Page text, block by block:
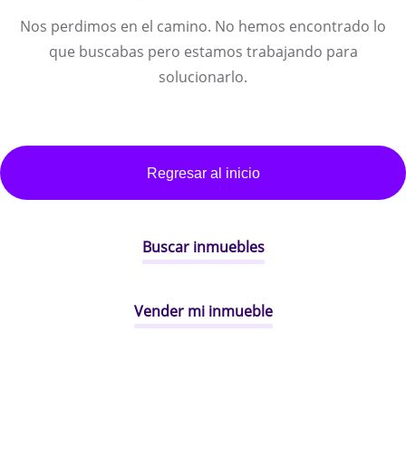
Nos perdimos en el camino. No hemos encontrado lo
que buscabas pero estamos trabajando para
solucionarlo.
Regresar al inicio
Buscar inmuebles
Vender mi inmueble